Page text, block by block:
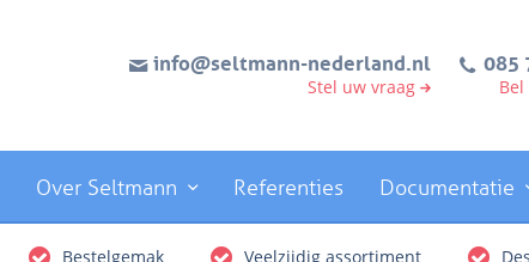
info@seltmann-nederland.nl
Stel uw vraag
085
Over Seltmann Referenties Documentatie
Bestelgemak Veelzijdig assortiment